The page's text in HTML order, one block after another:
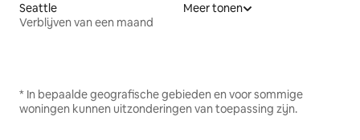
Seattle
Verblijven van een maand
Meer tonen
* In bepaalde geografische gebieden en voor sommige
woningen kunnen uitzonderingen van toepassing zijn.